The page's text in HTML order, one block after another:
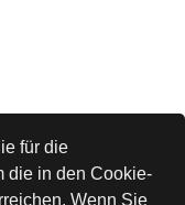
für die
die in den Cookie-
Wenn Sie